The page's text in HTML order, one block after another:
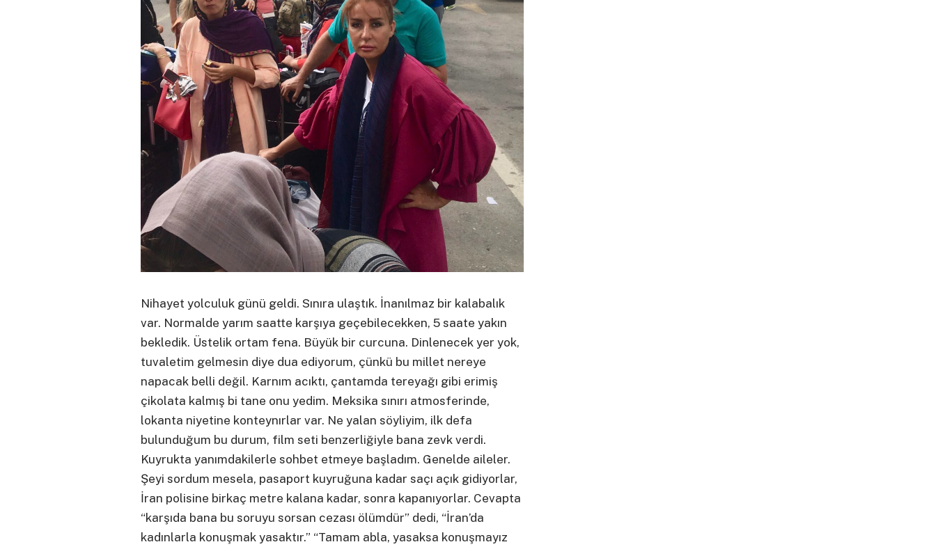
Nihayet yolculuk günü geldi. Sınıra ulaştık. İnanılmaz bir kalabalık
var. Normalde yarım saatte karşıya geçebilecekken, 5 saate yakın
bekledik. Üstelik ortam fena. Büyük bir curcuna. Dinlenecek yer yok,
tuvaletim gelmesin diye dua ediyorum, çünkü bu millet nereye
napacak belli değil. Karnım acıktı, çantamda tereyağı gibi erimiş
çikolata kalmış bi tane onu yedim. Meksika sınırı atmosferinde,
lokanta niyetine konteynırlar var. Ne yalan söyliyim, ilk defa
bulunduğum bu durum, film seti benzerliğiyle bana zevk verdi.
Kuyrukta yanımdakilerle sohbet etmeye başladım. Genelde aileler.
Şeyi sordum mesela, pasaport kuyruğuna kadar saçı açık gidiyorlar,
İran polisine birkaç metre kalana kadar, sonra kapanıyorlar. Cevapta
“karşıda bana bu soruyu sorsan cezası ölümdür” dedi, “İran’da
kadınlarla konuşmak yasaktır.” “Tamam abla, yasaksa konuşmayız